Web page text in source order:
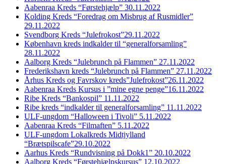
Aabenraa Kreds “Førstehjælp” 30.11.2022
Kolding Kreds “Foredrag om Misbrug af Rusmidler”
29.11.2022
Svendborg Kreds “Julefrokost”29.11.2022
København kreds indkalder til “generalforsamling”
28.11.2022
Aalborg Kreds “Julebrunch på Flammen” 27.11.2022
Frederikshavn kreds “Julebrunch på Flammen” 27.11.2022
Århus Kreds og Favrskov kreds”Julefrokost”26.11.2022
Aabenraa Kreds Kursus i ”mine egne penge”16.11.2022
Ribe Kreds “Bankospil” 11.11.2022
Ribe kreds “indkalder til generalforsamling” 11.11.2022
ULF-ungdom “Halloween i Tivoli” 5.11.2022
Aabenraa Kreds “Filmaften” 5.11.2022
ULF-ungdom Lokalkreds Midtjylland
“Brætspilscafe”29.10.2022
Aarhus Kreds “Rundvisning på Dokk1” 20.10.2022
Aalborg Kreds “Førstehjælpskursus” 12.10.2022